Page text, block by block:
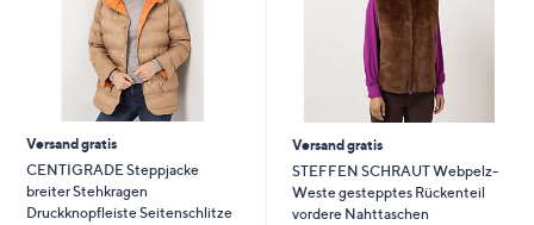
Versand gratis
CENTIGRADE Steppjacke
breiter Stehkragen
Druckknopfleiste Seitenschlitze
Versand gratis
STEFFEN SCHRAUT Webpelz-
Weste gestepptes Rückenteil
vordere Nahttaschen